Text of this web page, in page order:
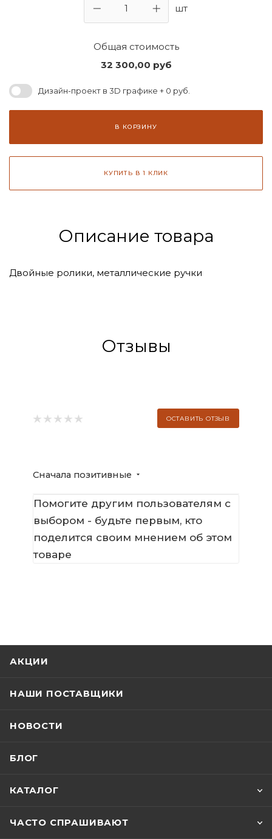
шт
Общая стоимость
32 300,00 руб
Дизайн-проект в 3D графике + 0 руб.
В КОРЗИНУ
КУПИТЬ В 1 КЛИК
Описание товара
Двойные ролики, металлические ручки
Отзывы
ОСТАВИТЬ ОТЗЫВ
Сначала позитивные
Помогите другим пользователям с
выбором - будьте первым, кто
поделится своим мнением об этом
товаре
АКЦИИ
НАШИ ПОСТАВЩИКИ
НОВОСТИ
БЛОГ
КАТАЛОГ
ЧАСТО СПРАШИВАЮТ